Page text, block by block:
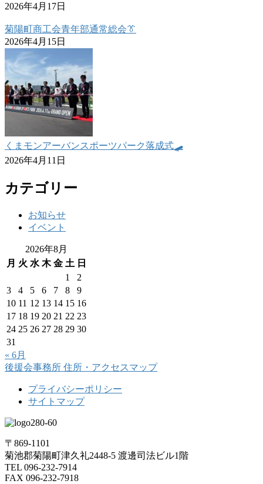
2026年4月17日
菊陽町商工会青年部通常総会👔
2026年4月15日
くまモンアーバンスポーツパーク落成式🛹
2026年4月11日
カテゴリー
お知らせ
イベント
2026年8月
月 火 水 木 金 土 日
1
2
3
4 5 6 7 8
9
10 11 12 13 14 15 16
17 18 19 20 21 22 23
24 25 26 27 28 29 30
31
« 6月
後援会事務所 住所・アクセスマップ
プライバシーポリシー
サイトマップ
〒869-1101
菊池郡菊陽町津久礼2448-5 渡邊司法ビル1階
TEL 096-232-7914
FAX 096-232-7918